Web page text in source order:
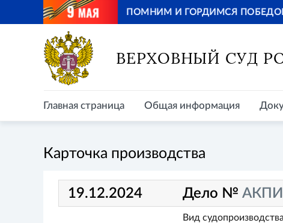
ПОМНИМ И ГОРДИМСЯ
Главная страница
ВЕРХОВНЫЙ СУД
Главная страница Общая информация
Карточка производства
19.12.2024 Дело №
Вид